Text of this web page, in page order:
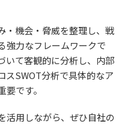
・機会・脅威を整理し、戦
強力なフレームワークで
いて客観的に分析し、内部
スSWOT分析で具体的なア
です。
活用しながら、ぜひ自社の